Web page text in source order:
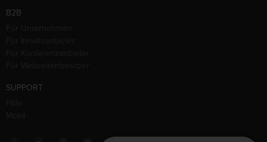
B2B
SUPPORT